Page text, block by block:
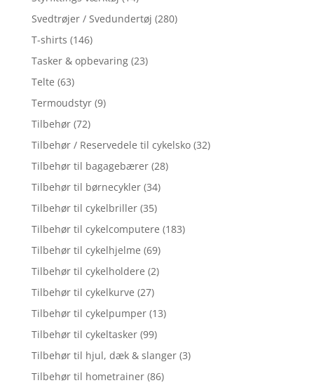
Svedtrøjer / Svedundertøj (280)
T-shirts (146)
Tasker & opbevaring (23)
Telte (63)
Termoudstyr (9)
Tilbehør (72)
Tilbehør / Reservedele til cykelsko (32)
Tilbehør til bagagebærer (28)
Tilbehør til børnecykler (34)
Tilbehør til cykelbriller (35)
Tilbehør til cykelcomputere (183)
Tilbehør til cykelhjelme (69)
Tilbehør til cykelholdere (2)
Tilbehør til cykelkurve (27)
Tilbehør til cykelpumper (13)
Tilbehør til cykeltasker (99)
Tilbehør til hjul, dæk & slanger (3)
Tilbehør til hometrainer (86)